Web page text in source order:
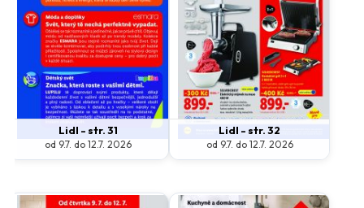
Lidl - str. 31
od 9.7. do 12.7. 2026
Lidl - str. 32
od 9.7. do 12.7. 2026
Přihlásit k odběru